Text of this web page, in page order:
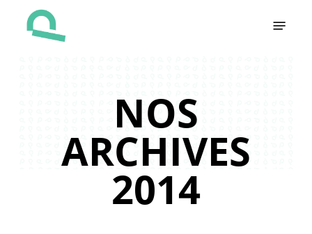
NOS
ARCHIVES
2014